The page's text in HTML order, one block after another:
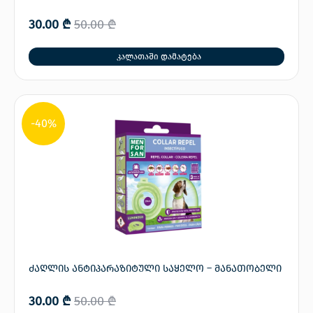
50.00₾
30.00 ₾
კალათაში დამატება
-40%
ძაღლის ანტიპარაზიტული საყელო – მანათობელი
50.00₾
30.00 ₾